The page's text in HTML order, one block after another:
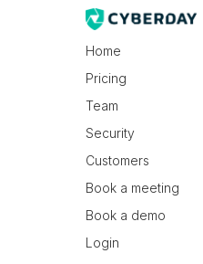
Home
Pricing
Team
Security
Customers
Book a meeting
Book a demo
Login